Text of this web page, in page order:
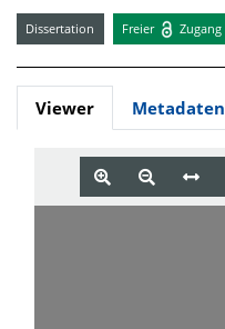
Dissertation Freier Zugang
Viewer Metadaten